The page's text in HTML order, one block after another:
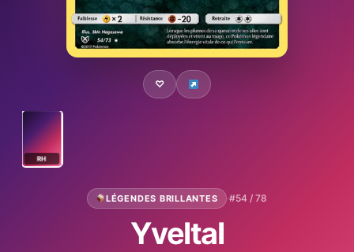
♡
RH
LÉGENDES BRILLANTES ·#54 / 78
Yveltal